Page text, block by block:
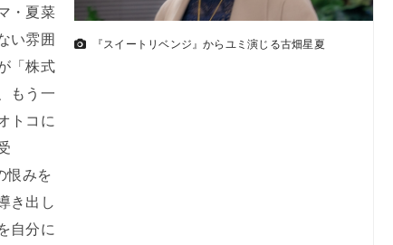
『スイートリベンジ』からユミ演じる古畑星夏
・夏菜
い雰囲
「株式
もう一
トコに
恨みを
き出し
自分に